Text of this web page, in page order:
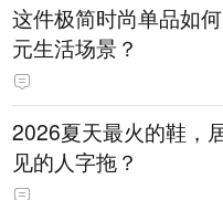
这件极简时尚单品如
元生活场景？
2026夏天最火的鞋，
见的人字拖？